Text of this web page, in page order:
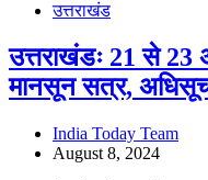
उत्तराखंड
उत्तराखंडः 21 से 23
मानसून सत्र,
India Today Team
August 8, 2024